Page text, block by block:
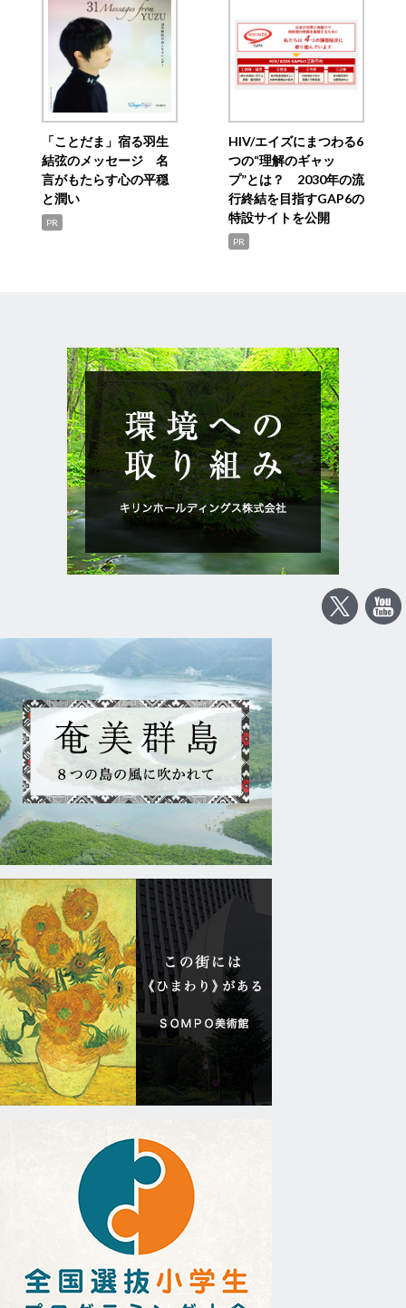
「ことだま」宿る羽生
結弦のメッセージ 名
言がもたらす心の平穏
と潤い
PR
HIV/エイズにまつわる6
つの“理解のギャッ
プ”とは？ 2030年の流
行終結を目指すGAP6の
特設サイトを公開
PR